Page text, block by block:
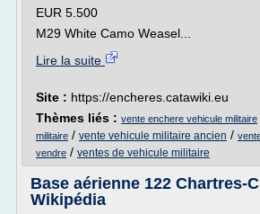
EUR 5.500
M29 White Camo Weasel...
Lire la suite
Site : https://encheres.catawiki.eu
Thèmes liés : vente enchere vehicule militaire
militaire / vente vehicule militaire ancien /
vendre / ventes de vehicule militaire
Base aérienne 122 Chartres-
Wikipédia